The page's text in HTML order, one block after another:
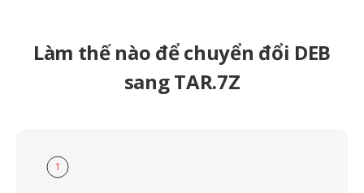
Làm thế nào để chuyển đổi DEB
sang TAR.7Z
1